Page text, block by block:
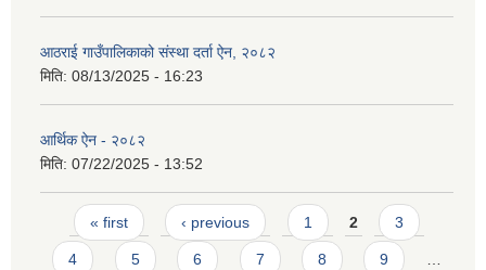
आठराई गाउँपालिकाको संस्था दर्ता ऐन, २०८२
मिति: 08/13/2025 - 16:23
आर्थिक ऐन - २०८२
मिति: 07/22/2025 - 13:52
Pages
« first ‹ previous 1 2 3
4 5 6 7 8 9 …